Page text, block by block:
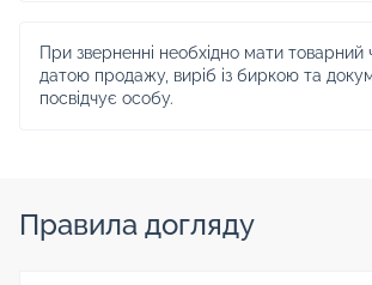
При зверненні необхідно мати товарний
датою продажу, виріб із биркою та
посвідчує особу.
Правила догляду